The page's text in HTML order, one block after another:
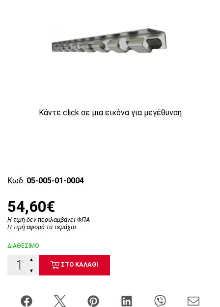
Κάντε click σε μια εικόνα για μεγέθυνση
Κωδ: 05-005-01-0004
54,60€
Η τιμή δεν περιλαμβάνει ΦΠΑ
Η τιμή αφορά το τεμάχιο
ΔΙΑΘΕΣΙΜΟ
▼
▲
ΣΤΟ ΚΑΛΑΘΙ